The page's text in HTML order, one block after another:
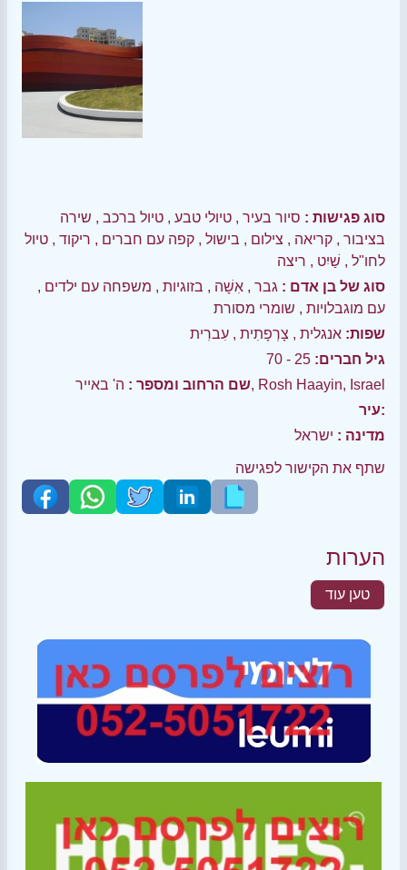
סוג פגישות : סיור בעיר , טיולי טבע , טיול ברכב , שירה
בציבור , קריאה , צילום , בישול , קפה עם חברים , ריקוד , טיול
לחו"ל , שַׁיִט , ריצה
סוג של בן אדם : גבר , אִשָׁה , בזוגיות , משפחה עם ילדים ,
עם מוגבלויות , שומרי מסורת
שפות: אנגלית , צָרְפָתִית , עִברִית
גיל חברים: 25 - 70
שם הרחוב ומספר :ה' באייר, Rosh Haayin, Israel
עיר:
מדינה : ישראל
שתף את הקישור לפגישה
הערות
טען עוד